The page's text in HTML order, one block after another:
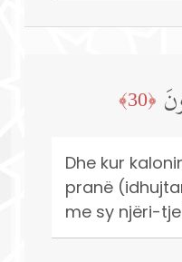
﴿30﴾
Dhe kur
pranë
me sy njëri-